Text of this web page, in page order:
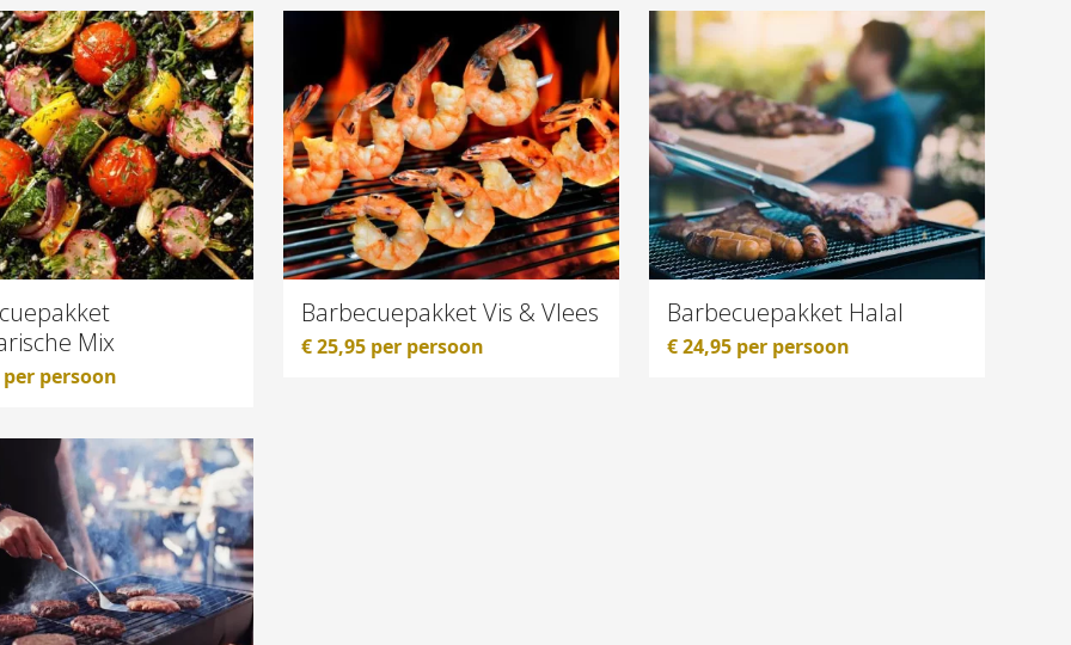
Mix
per persoon
Barbecuepakket Vis & Vlees
€25,95per persoon
Barbecuepakket Halal
€24,95per persoon